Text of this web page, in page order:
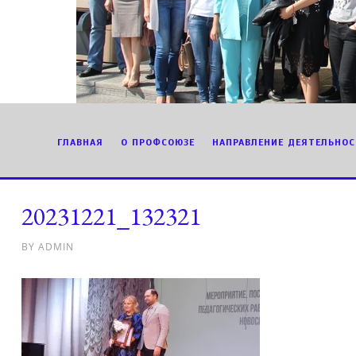
ГЛАВНАЯ О ПРОФСОЮЗЕ НАПРАВЛЕНИЕ
20231221_132321
BY ADMIN